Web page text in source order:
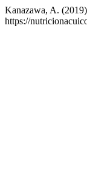
Kanazawa, A.
https://